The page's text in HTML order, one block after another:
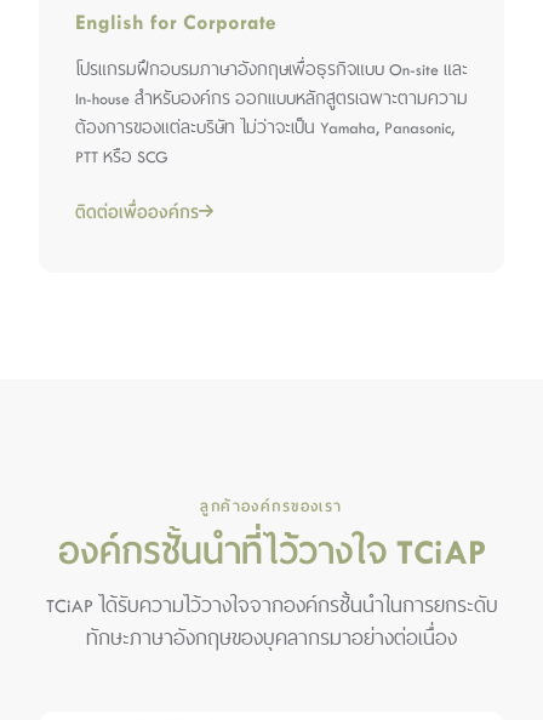
English for Corporate
โปรแกรมฝึกอบรมภาษาอังกฤษเพื่อธุรกิจแบบ On-site และ
In-house สำหรับองค์กร ออกแบบหลักสูตรเฉพาะตามความ
ต้องการของแต่ละบริษัท ไม่ว่าจะเป็น Yamaha, Panasonic,
PTT หรือ SCG
ติดต่อเพื่อองค์กร
ลูกค้าองค์กรของเรา
องค์กรชั้นนำที่ไว้วางใจ TCiAP
TCiAP ได้รับความไว้วางใจจากองค์กรชั้นนำในการยกระดับ
ทักษะภาษาอังกฤษของบุคลากรมาอย่างต่อเนื่อง